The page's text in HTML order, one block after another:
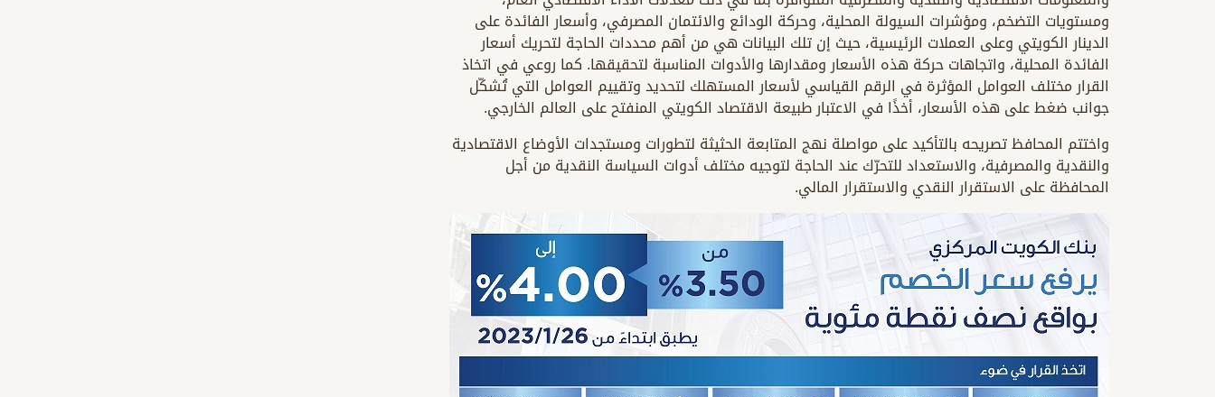
ومستويات التضخم، ومؤشرات السيولة المحلية، وحركة الودائع والائتمان المصرفي، وأسعار الفائدة على
الدينار الكويتي وعلى العملات الرئيسية، حيث إن تلك البيانات هي من أهم محددات الحاجة لتحريك أسعار
الفائدة المحلية، واتجاهات حركة هذه الأسعار ومقدارها والأدوات المناسبة لتحقيقها. كما روعي في اتخاذ
القرار مختلف العوامل المؤثرة في الرقم القياسي لأسعار المستهلك لتحديد وتقييم العوامل التي تُشكّل
جوانب ضغط على هذه الأسعار، أخذًا في الاعتبار طبيعة الاقتصاد الكويتي المنفتح على العالم الخارجي.
واختتم المحافظ تصريحه بالتأكيد على مواصلة نهج المتابعة الحثيثة لتطورات ومستجدات الأوضاع الاقتصادية
والنقدية والمصرفية، والاستعداد للتحرّك عند الحاجة لتوجيه مختلف أدوات السياسة النقدية من أجل
المحافظة على الاستقرار النقدي والاستقرار المالي.